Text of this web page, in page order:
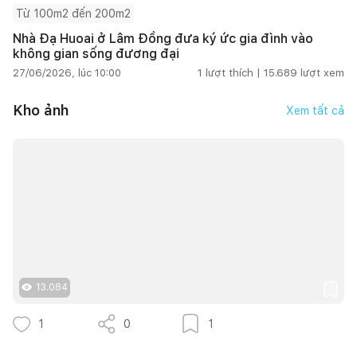
Từ 100m2 đến 200m2
Nhà Đạ Huoai ở Lâm Đồng đưa ký ức gia đình vào
không gian sống đương đại
27/06/2026, lúc 10:00 1 lượt thích | 15.689 lượt xem
Kho ảnh Xem tất cả
13.084
1 0 1